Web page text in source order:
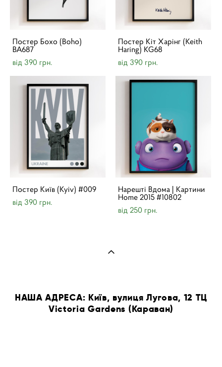
Постер Бохо (Boho)
BA687
від 390 грн.
Постер Кіт Харінг (Keith
Haring) KG68
від 390 грн.
Постер Київ (Kyiv) #009
від 390 грн.
Нарешті Вдома | Картини
Home 2015 #10802
від 250 грн.
НАША АДРЕСА: Київ, вулиця Лугова, 12 ТЦ
Victoria Gardens (Караван)